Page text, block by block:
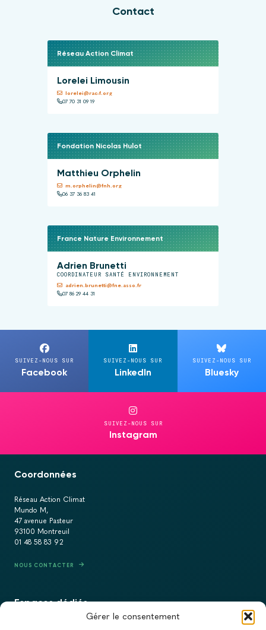
Gérer le consentement
Contact
Réseau Action Climat
Lorelei Limousin
lorelei@rac-f.org
07 70 31 09 19
Fondation Nicolas Hulot
Matthieu Orphelin
m.orphelin@fnh.org
06 37 36 83 41
France Nature Environnement
Adrien Brunetti
COORDINATEUR SANTÉ ENVIRONNEMENT
adrien.brunetti@fne.asso.fr
07 86 29 44 31
SUIVEZ-NOUS SUR
Facebook
SUIVEZ-NOUS SUR
LinkedIn
SUIVEZ-NOUS SUR
Bluesky
SUIVEZ-NOUS SUR
Instagram
Coordonnées
Réseau Action Climat
Mundo M,
47 avenue Pasteur
93100 Montreuil
01 48 58 83 92
NOUS CONTACTER
Espaces dédiés